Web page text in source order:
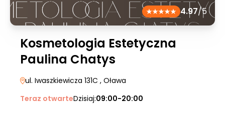
4.97/5
Kosmetologia Estetyczna
Paulina Chatys
ul. Iwaszkiewicza 131C , Oława
Teraz otwarteDzisiaj:09:00-20:00